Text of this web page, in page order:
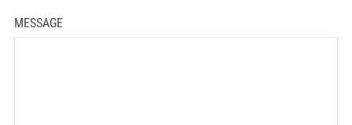
MESSAGE